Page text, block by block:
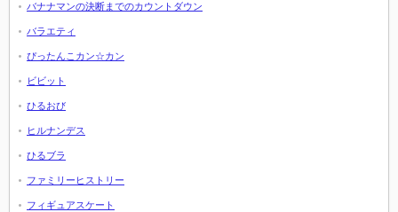
バナナマンの決断までのカウントダウン
バラエティ
ぴったんこカン☆カン
ビビット
ひるおび
ヒルナンデス
ひるブラ
ファミリーヒストリー
フィギュアスケート